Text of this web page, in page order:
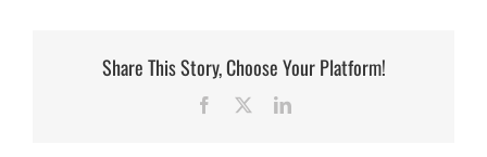
Share This Story, Choose Your Platform!
Facebook LinkedIn